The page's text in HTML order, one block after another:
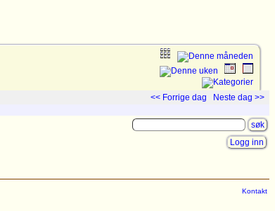
<< Forrige dag Neste dag >>
Logg inn
Kontakt